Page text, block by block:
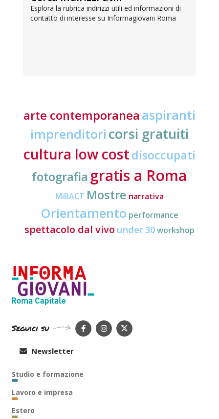
Esplora la rubrica indirizzi utili ed informazioni di
contatto di interesse su Informagiovani Roma
arte contemporanea aspiranti
imprenditori corsi gratuiti
cultura low costdisoccupati
fotografia gratis a Roma
MiBACT Mostre narrativa
Orientamento performance
spettacolo dal vivo under 30workshop
Seguici su
Newsletter
Studio e formazione
Lavoro e impresa
Estero